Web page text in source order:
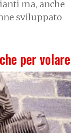
ma, anche
sviluppato
per volare